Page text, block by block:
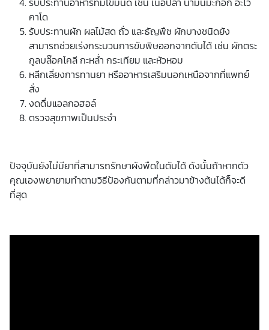
คาโด
รับประทานผัก ผลไม้สด ถั่ว และธัญพืช ผักบางชนิดยัง
สามารถช่วยเร่งกระบวนการขับพิษออกจากตับได้ เช่น ผักตระ
กูลบล๊อคโคลี กะหล่ำ กระเทียม และหัวหอม
หลีกเลี่ยงการทานยา หรืออาหารเสริมนอกเหนือจากที่แพทย์
สั่ง
งดดื่มแอลกอฮอล์
ตรวจสุขภาพเป็นประจำ
ปัจจุบันยังไม่มียาที่สามารถรักษาผังพืดในตับได้ ดังนั้นถ้าหากตัว
คุณเองพยายามทำตามวิธีป้องกันตามที่กล่าวมาข้างต้นได้ก็จะดี
ที่สุด